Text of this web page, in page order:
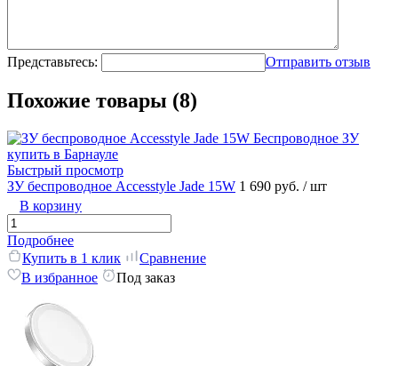
Представьтесь: Отправить отзыв
Похожие товары (8)
Быстрый просмотр
ЗУ беспроводное Accesstyle Jade 15W 1 690 руб. / шт
В корзину
Подробнее
Купить в 1 клик
Сравнение
В избранное
Под заказ